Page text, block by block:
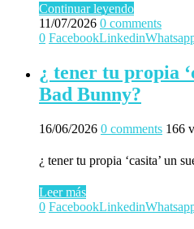
Continuar leyendo
11/07/2026 0 comments
0 FacebookLinkedin
¿ tener tu propia
Bad Bunny?
16/06/2026 0 comments 166
¿ tener tu propia ‘casita’ un
Leer más
0 FacebookLinkedin